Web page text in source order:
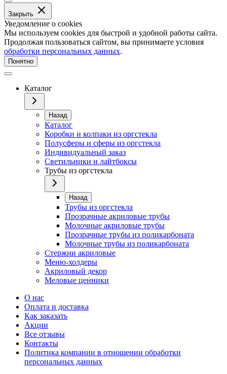
Закрыть
Уведомление о cookies
Мы используем cookies для быстрой и удобной работы сайта.
Продолжая пользоваться сайтом, вы принимаете условия
обработки персональных данных.
Понятно
Каталог
Назад
Каталог
Коробки и колпаки из оргстекла
Полусферы и сферы из оргстекла
Индивидуальный заказ
Светильники и лайтбоксы
Трубы из оргстекла
Назад
Трубы из оргстекла
Прозрачные акриловые трубы
Молочные акриловые трубы
Прозрачные трубы из поликарбоната
Молочные трубы из поликарбоната
Стержни акриловые
Меню-холдеры
Акриловый декор
Меловые ценники
О нас
Оплата и доставка
Как заказать
Акции
Все отзывы
Контакты​
Политика компании в отношении обработки
персональных данных